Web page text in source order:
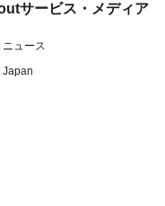
サービス・メディア
ュース
Japan